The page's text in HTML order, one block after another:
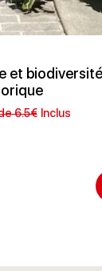
et
6.5€ Inclus